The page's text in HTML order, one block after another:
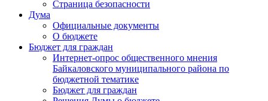
Страница безопасности
Дума
Официальные документы
О бюджете
Бюджет для граждан
Интернет-опрос общественного мнения
Байкаловского муниципального района по
бюджетной тематике
Бюджет для граждан